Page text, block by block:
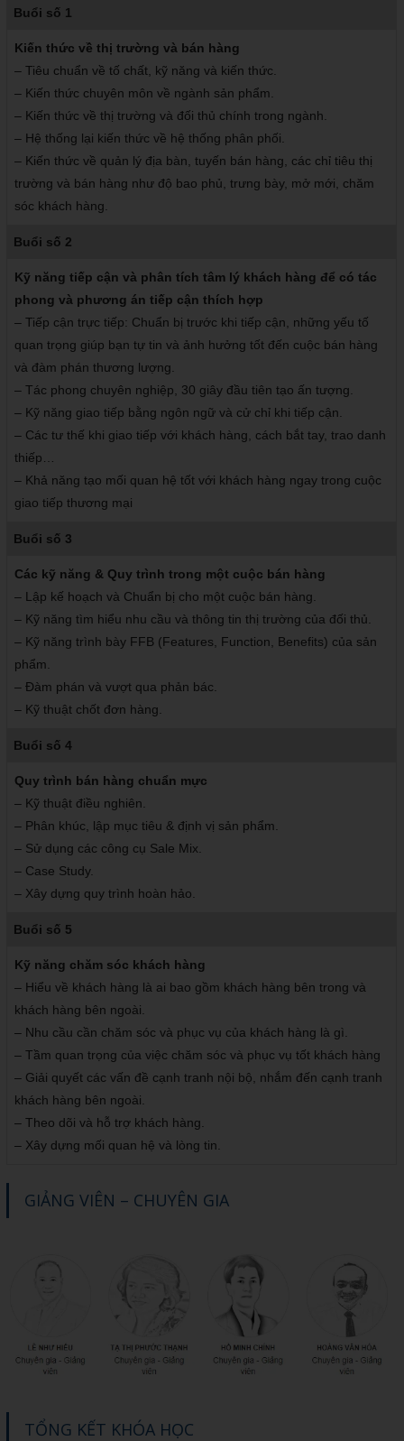
Buổi số 1
Kiến thức về thị trường và bán hàng
– Tiêu chuẩn về tố chất, kỹ năng và kiến thức.
– Kiến thức chuyên môn về ngành sản phẩm.
– Kiến thức về thị trường và đối thủ chính trong ngành.
– Hệ thống lại kiến thức về hệ thống phân phối.
– Kiến thức về quản lý địa bàn, tuyến bán hàng, các chỉ tiêu thị
trường và bán hàng như độ bao phủ, trưng bày, mở mới, chăm
sóc khách hàng.
Buổi số 2
Kỹ năng tiếp cận và phân tích tâm lý khách hàng để có tác
phong và phương án tiếp cận thích hợp
– Tiếp cận trực tiếp: Chuẩn bị trước khi tiếp cận, những yếu tố
quan trọng giúp bạn tự tin và ảnh hưởng tốt đến cuộc bán hàng
và đàm phán thương lượng.
– Tác phong chuyên nghiệp, 30 giây đầu tiên tạo ấn tượng.
– Kỹ năng giao tiếp bằng ngôn ngữ và cử chỉ khi tiếp cận.
– Các tư thế khi giao tiếp với khách hàng, cách bắt tay, trao danh
thiếp…
– Khả năng tạo mối quan hệ tốt với khách hàng ngay trong cuộc
giao tiếp thương mại
Buổi số 3
Các kỹ năng & Quy trình trong một cuộc bán hàng
– Lập kế hoạch và Chuẩn bị cho một cuộc bán hàng.
– Kỹ năng tìm hiểu nhu cầu và thông tin thị trường của đối thủ.
– Kỹ năng trình bày FFB (Features, Function, Benefits) của sản
phẩm.
– Đàm phán và vượt qua phản bác.
– Kỹ thuật chốt đơn hàng.
Buổi số 4
Quy trình bán hàng chuẩn mực
– Kỹ thuật điều nghiên.
– Phân khúc, lập mục tiêu & định vị sản phẩm.
– Sử dụng các công cụ Sale Mix.
– Case Study.
– Xây dựng quy trình hoàn hảo.
Buổi số 5
Kỹ năng chăm sóc khách hàng
– Hiểu về khách hàng là ai bao gồm khách hàng bên trong và
khách hàng bên ngoài.
– Nhu cầu cần chăm sóc và phục vụ của khách hàng là gì.
– Tầm quan trọng của việc chăm sóc và phục vụ tốt khách hàng
– Giải quyết các vấn đề cạnh tranh nội bộ, nhắm đến cạnh tranh
khách hàng bên ngoài.
– Theo dõi và hỗ trợ khách hàng.
– Xây dựng mối quan hệ và lòng tin.
GIẢNG VIÊN – CHUYÊN GIA
TỔNG KẾT KHÓA HỌC